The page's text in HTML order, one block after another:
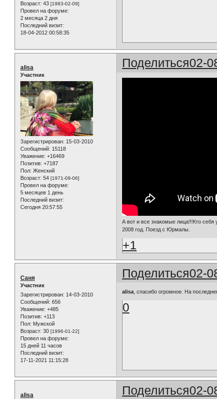
Возраст: 43 [1983-02-09]
Провел на форуме:
2 месяца 2 дня
Последний визит:
18-04-2012 00:58:35
Поделиться02-
alisa
Участник
Зарегистрирован: 15-03-2010
Сообщений: 15118
Уважение: +16469
Позитив: +7187
Пол: Женский
Возраст: 54 [1971-09-06]
Провел на форуме:
5 месяцев 1 день
Последний визит:
Сегодня 20:57:55
А вот и все знакомые лица!!!Кто себя
2008 год. Поезд с Юрмалы.
+1
Поделиться02-
Саня
Участник
Зарегистрирован: 14-03-2010
Сообщений: 656
Уважение: +485
Позитив: +113
Пол: Мужской
Возраст: 30 [1996-01-22]
Провел на форуме:
15 дней 11 часов
Последний визит:
17-11-2021 11:15:28
alisa , спасибо огромное. На
0
Поделиться02-
alisa